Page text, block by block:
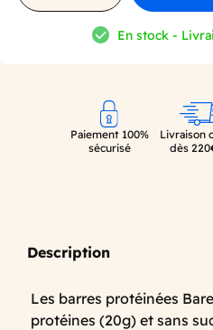
En stock -
Paiement 100%
sécurisé
Livraison
dès
Description
Les barres protéinées
protéines (20g) et sans